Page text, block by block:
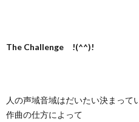
The Challenge !(^^)!
人の声域音域はだいたい決まって
作曲の仕方によって